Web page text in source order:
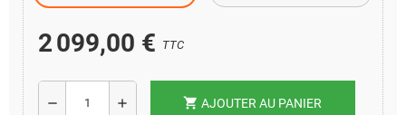
2 099,00 € TTC
remove add shopping_cart AJOUTER AU PANIER